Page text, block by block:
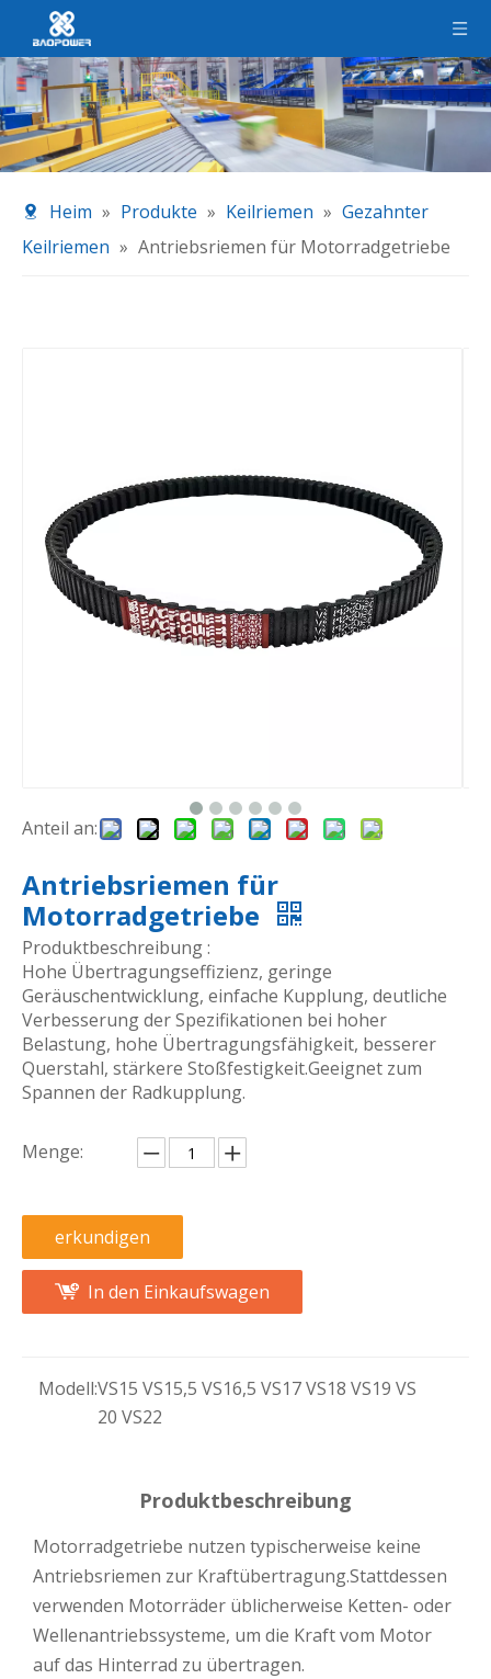
Heim » Produkte » Keilriemen » Gezahnter
Keilriemen » Antriebsriemen für Motorradgetriebe
Anteil an:
Antriebsriemen für
Motorradgetriebe
Produktbeschreibung :
Hohe Übertragungseffizienz, geringe
Geräuschentwicklung, einfache Kupplung, deutliche
Verbesserung der Spezifikationen bei hoher
Belastung, hohe Übertragungsfähigkeit, besserer
Querstahl, stärkere Stoßfestigkeit.Geeignet zum
Spannen der Radkupplung.
Menge:
erkundigen
In den Einkaufswagen
Modell:VS15 VS15,5 VS16,5 VS17 VS18 VS19 VS
20 VS22
Produktbeschreibung
Motorradgetriebe nutzen typischerweise keine
Antriebsriemen zur Kraftübertragung.Stattdessen
verwenden Motorräder üblicherweise Ketten- oder
Wellenantriebssysteme, um die Kraft vom Motor
auf das Hinterrad zu übertragen.